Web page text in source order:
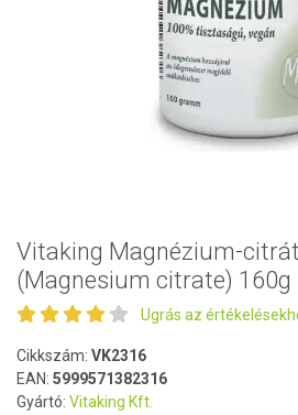
Vitaking Magnézium-
(Magnesium citrate) 160g
Ugrás az
Cikkszám: VK2316
EAN: 5999571382316
Gyártó: Vitaking Kft.